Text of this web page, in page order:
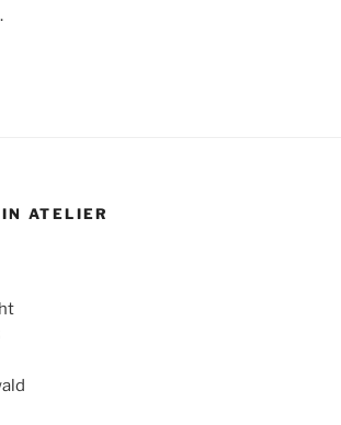
ATELIER